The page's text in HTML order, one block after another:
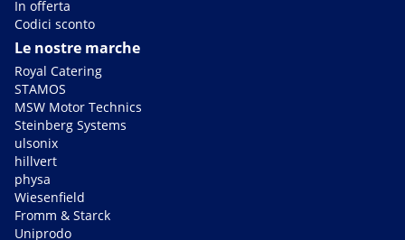
In offerta
Codici sconto
Le nostre marche
Royal Catering
STAMOS
MSW Motor Technics
Steinberg Systems
ulsonix
hillvert
physa
Wiesenfield
Fromm & Starck
Uniprodo